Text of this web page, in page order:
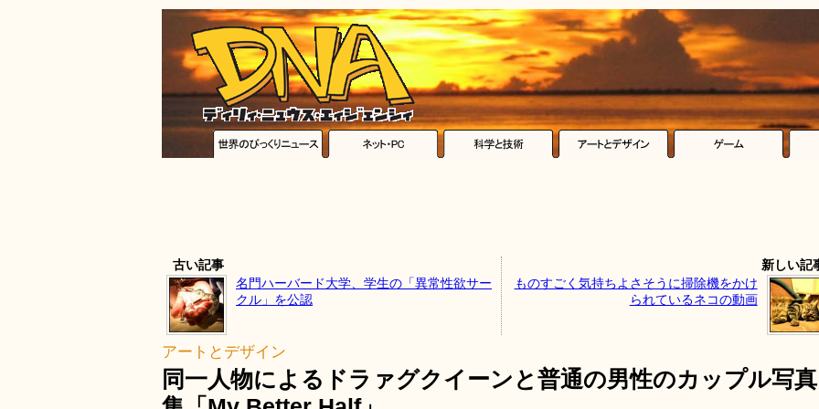
古い記事
名門ハーバード大学、学生の「異常性欲サー
クル」を公認
新しい記
ものすごく気持ちよさそうに掃除機をかけ
られているネコの動画
アートとデザイン
同一人物によるドラァグクイーンと普通の男性のカップル写真